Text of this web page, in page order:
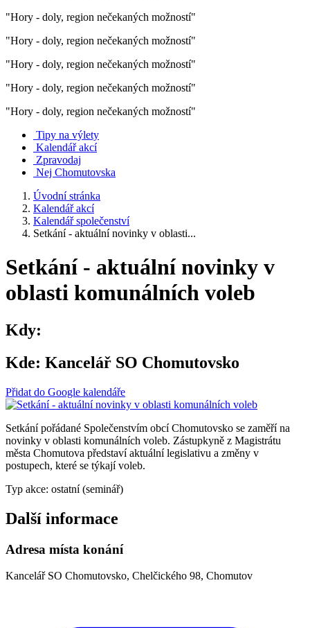
"Hory - doly, region nečekaných možností"
"Hory - doly, region nečekaných možností"
"Hory - doly, region nečekaných možností"
"Hory - doly, region nečekaných možností"
"Hory - doly, region nečekaných možností"
Tipy na výlety
Kalendář akcí
Zpravodaj
Nej Chomutovska
Úvodní stránka
Kalendář akcí
Kalendář společenství
Setkání - aktuální novinky v oblasti...
Setkání - aktuální novinky v
oblasti komunálních voleb
Kdy:
Kde: Kancelář SO Chomutovsko
Přidat do Google kalendáře
Setkání pořádané Společenstvím obcí Chomutovsko se zaměří na
novinky v oblasti komunálních voleb. Zástupkyně z Magistrátu
města Chomutova představí aktuální legislativu a změny v
postupech, které se týkají voleb.
Typ akce: ostatní (seminář)
Další informace
Adresa místa konání
Kancelář SO Chomutovsko, Chelčického 98, Chomutov